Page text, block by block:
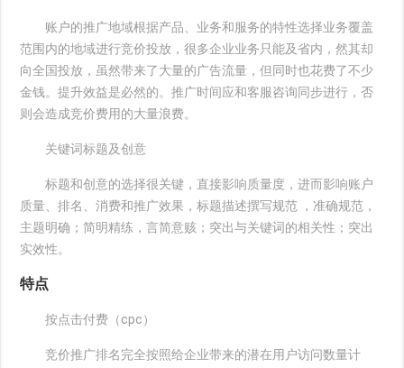
账户的推广地域根据产品、业务和服务的特性选择业务覆盖
范围内的地域进行竞价投放，很多企业业务只能及省内，然其却
向全国投放，虽然带来了大量的广告流量，但同时也花费了不少
金钱。提升效益是必然的。推广时间应和客服咨询同步进行，否
则会造成竞价费用的大量浪费。
关键词标题及创意
标题和创意的选择很关键，直接影响质量度，进而影响账户
质量、排名、消费和推广效果，标题描述撰写规范 ，准确规范，
主题明确；简明精练，言简意赅；突出与关键词的相关性；突出
实效性。
特点
按点击付费（cpc）
竞价推广排名完全按照给企业带来的潜在用户访问数量计